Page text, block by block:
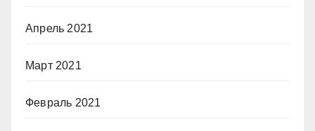
Апрель 2021
Март 2021
Февраль 2021